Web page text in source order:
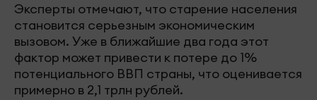
Эксперты отмечают, что старение населения
становится серьезным экономическим
вызовом. Уже в ближайшие два года этот
фактор может привести к потере до 1%
потенциального ВВП страны, что оценивается
примерно в 2,1 трлн рублей.